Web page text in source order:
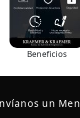
Beneficios
un